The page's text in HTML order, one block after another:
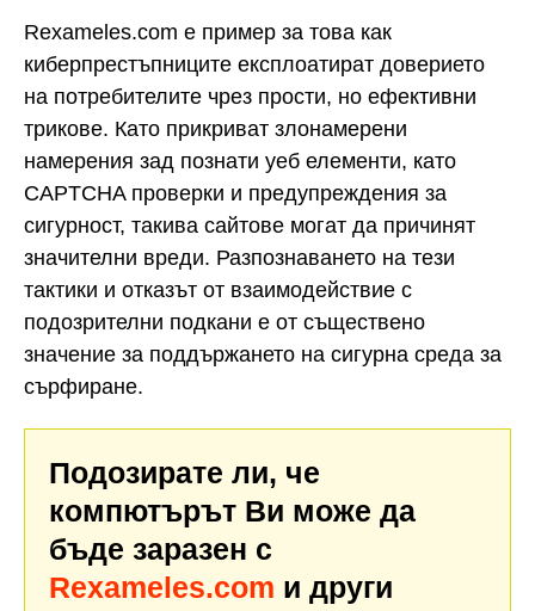
Rexameles.com е пример за това как
киберпрестъпниците експлоатират доверието
на потребителите чрез прости, но ефективни
трикове. Като прикриват злонамерени
намерения зад познати уеб елементи, като
CAPTCHA проверки и предупреждения за
сигурност, такива сайтове могат да причинят
значителни вреди. Разпознаването на тези
тактики и отказът от взаимодействие с
подозрителни подкани е от съществено
значение за поддържането на сигурна среда за
сърфиране.
Подозирате ли, че
компютърът Ви може да
бъде заразен с
Rexameles.com и други